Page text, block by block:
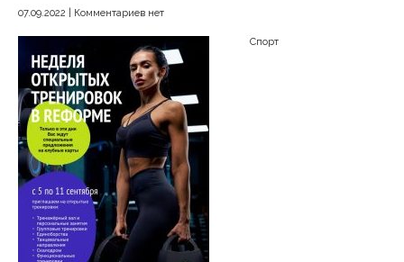
07.09.2022 Комментариев нет
Спорт